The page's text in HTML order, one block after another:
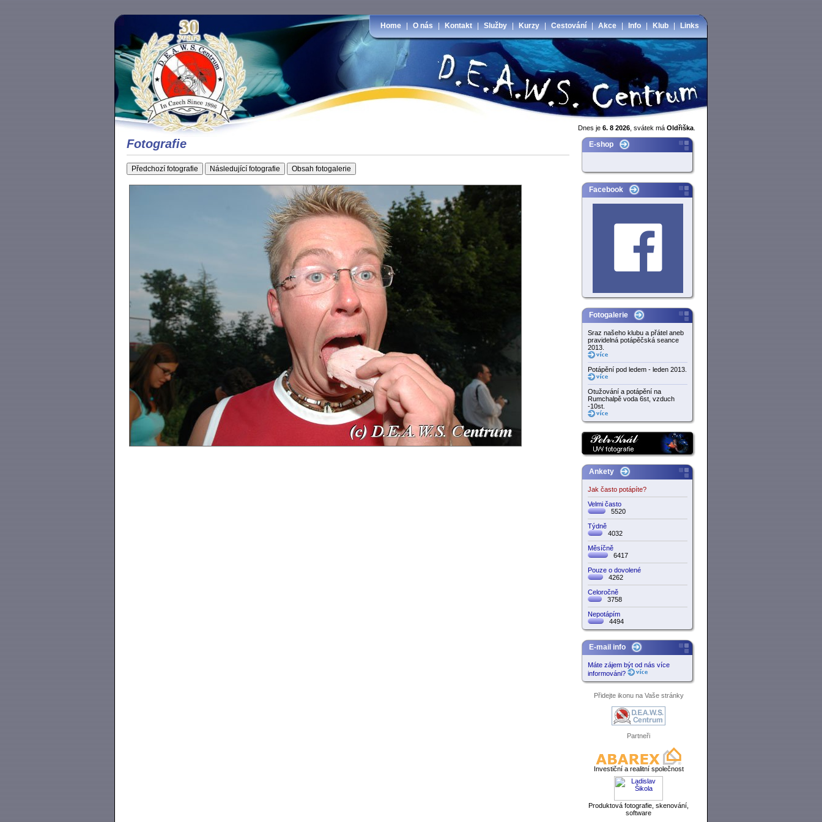
Home|O nás| Kontakt|Služby| Kurzy|Cestování|Akce| Info| Klub| Links
Dnes je 6. 8 2026 , svátek má Oldřiška
Fotografie E-shop
Facebook
Fotogalerie
Sraz našeho klubu a přátel aneb
pravidelná potápěčská seance
2013.
Potápění pod ledem - leden 2013.
Otužování a potápění na
Rumchalpě voda 6st, vzduch
-10st.
Ankety
Jak často potápíte?
Velmi často
5520
Týdně
4032
Měsíčně
6417
Pouze o dovolené
4262
Celoročně
3758
Nepotápím
4494
E-mail info
Máte zájem být od nás více
informováni?
Přidejte ikonu na Vaše stránky
Partneři
Investiční a realitní společnost
Produktová fotografie, skenování,
software